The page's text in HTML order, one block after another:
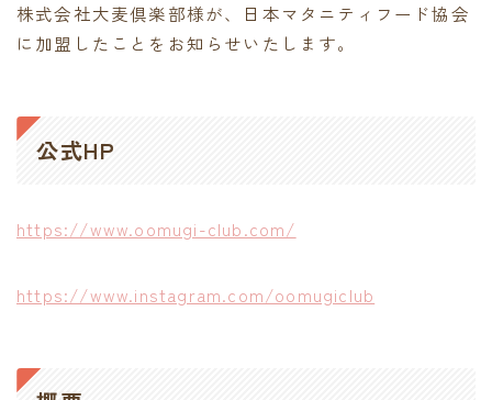
Tokyo Family Marche 府中店
株式会社大麦倶楽部様が、日本マタニティフード協会
に加盟したことをお知らせいたします。
公式HP
https://www.oomugi-club.com/
https://www.instagram.com/oomugiclub